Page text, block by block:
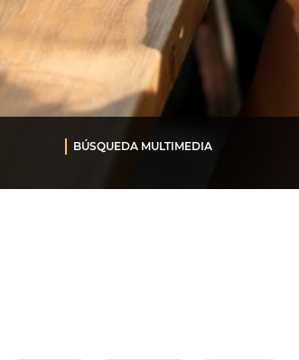
BÚSQUEDA MULTIMEDIA